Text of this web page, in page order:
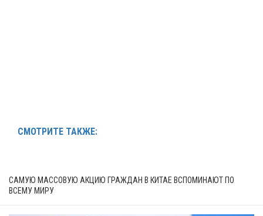
СМОТРИТЕ ТАКЖЕ:
САМУЮ МАССОВУЮ АКЦИЮ ГРАЖДАН В КИТАЕ ВСПОМИНАЮТ ПО
ВСЕМУ МИРУ